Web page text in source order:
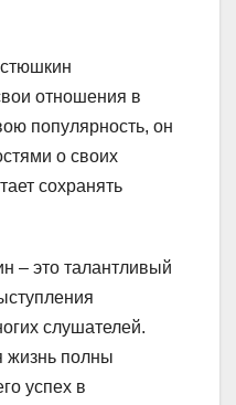
отношения в
популярность, он
о своих
сохранять
– это талантливый
слушателей.
жизнь полны
успех в